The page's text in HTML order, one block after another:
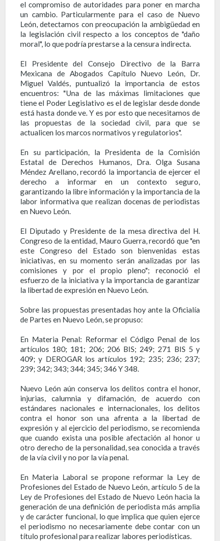
el compromiso de autoridades para poner en marcha
un cambio. Particularmente para el caso de Nuevo
León, detectamos con preocupación la ambigüedad en
la legislación civil respecto a los conceptos de "daño
moral", lo que podría prestarse a la censura indirecta.
El Presidente del Consejo Directivo de la Barra
Mexicana de Abogados Capítulo Nuevo León, Dr.
Miguel Valdés, puntualizó la importancia de estos
encuentros: "Una de las máximas limitaciones que
tiene el Poder Legislativo es el de legislar desde donde
está hasta donde ve. Y es por esto que necesitamos de
las propuestas de la sociedad civil, para que se
actualicen los marcos normativos y regulatorios".
En su participación, la Presidenta de la Comisión
Estatal de Derechos Humanos, Dra. Olga Susana
Méndez Arellano, recordó la importancia de ejercer el
derecho a informar en un contexto seguro,
garantizando la libre información y la importancia de la
labor informativa que realizan docenas de periodistas
en Nuevo León.
El Diputado y Presidente de la mesa directiva del H.
Congreso de la entidad, Mauro Guerra, recordó que "en
este Congreso del Estado son bienvenidas estas
iniciativas, en su momento serán analizadas por las
comisiones y por el propio pleno"; reconoció el
esfuerzo de la iniciativa y la importancia de garantizar
la libertad de expresión en Nuevo León.
Sobre las propuestas presentadas hoy ante la Oficialía
de Partes en Nuevo León, se propuso:
En Materia Penal: Reformar el Código Penal de los
artículos 180; 181; 206; 206 BIS; 249; 271 BIS 5 y
409; y DEROGAR los artículos 192; 235; 236; 237;
239; 342; 343; 344; 345; 346 Y 348.
Nuevo León aún conserva los delitos contra el honor,
injurias, calumnia y difamación, de acuerdo con
estándares nacionales e internacionales, los delitos
contra el honor son una afrenta a la libertad de
expresión y al ejercicio del periodismo, se recomienda
que cuando exista una posible afectación al honor u
otro derecho de la personalidad, sea conocida a través
de la vía civil y no por la vía penal.
En Materia Laboralse propone reformar la Ley de
Profesiones del Estado de Nuevo León, artículo 5 de la
Ley de Profesiones del Estado de Nuevo León hacia la
generación de una definición de periodista más amplia
y de carácter funcional, lo que implica que quien ejerce
el periodismo no necesariamente debe contar con un
título profesional para realizar labores periodísticas.